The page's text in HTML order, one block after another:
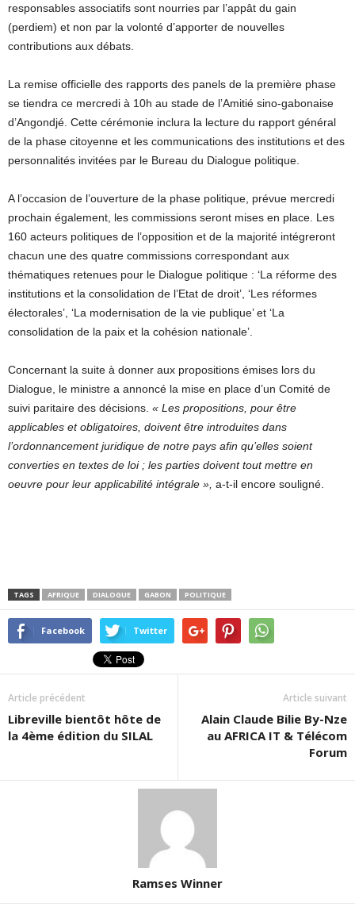
responsables associatifs sont nourries par l’appât du gain
(perdiem) et non par la volonté d’apporter de nouvelles
contributions aux débats.
La remise officielle des rapports des panels de la première phase
se tiendra ce mercredi à 10h au stade de l’Amitié sino-gabonaise
d’Angondjé. Cette cérémonie inclura la lecture du rapport général
de la phase citoyenne et les communications des institutions et des
personnalités invitées par le Bureau du Dialogue politique.
A l’occasion de l’ouverture de la phase politique, prévue mercredi
prochain également, les commissions seront mises en place. Les
160 acteurs politiques de l’opposition et de la majorité intégreront
chacun une des quatre commissions correspondant aux
thématiques retenues pour le Dialogue politique : ‘La réforme des
institutions et la consolidation de l’Etat de droit’, ‘Les réformes
électorales’, ‘La modernisation de la vie publique’ et ‘La
consolidation de la paix et la cohésion nationale’.
Concernant la suite à donner aux propositions émises lors du
Dialogue, le ministre a annoncé la mise en place d’un Comité de
suivi paritaire des décisions. « Les propositions, pour être
applicables et obligatoires, doivent être introduites dans
l’ordonnancement juridique de notre pays afin qu’elles soient
converties en textes de loi ; les parties doivent tout mettre en
oeuvre pour leur applicabilité intégrale », a-t-il encore souligné.
TAGS AFRIQUE DIALOGUE GABON POLITIQUE
Facebook Twitter
Article précédent
Libreville bientôt hôte de
la 4ème édition du SILAL
Article suivant
Alain Claude Bilie By-Nze
au AFRICA IT & Télécom
Forum
Ramses Winner